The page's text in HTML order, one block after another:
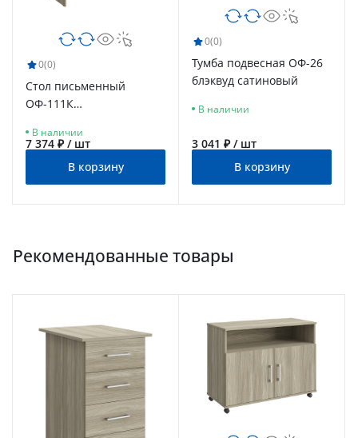
0(0)
Стол письменный
ОФ-111К
В наличии
7 374 ₽ / шт
В корзину
0(0)
Тумба подвесная ОФ-26
блэквуд сатиновый
В наличии
3 041 ₽ / шт
В корзину
Рекомендованные товары